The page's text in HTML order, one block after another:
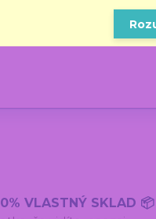
VLASTNÝ SKLAD 📦